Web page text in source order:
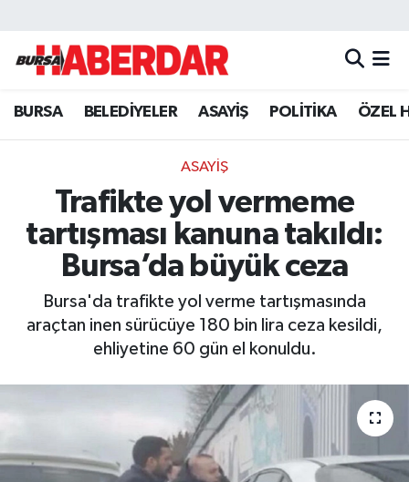
BURSA BELEDİYELER ASAYİŞ POLİTİKA ÖZEL
ASAYİŞ
Trafikte yol vermeme
tartışması kanuna takıldı:
Bursa’da büyük ceza
Bursa'da trafikte yol verme tartışmasında
araçtan inen sürücüye 180 bin lira ceza kesildi,
ehliyetine 60 gün el konuldu.
Hava Durumu
Trafik Durumu
Süper Lig Puan Durumu ve Fikstür
Tüm Manşetler
Son Dakika Haberleri
Haber Arşivi